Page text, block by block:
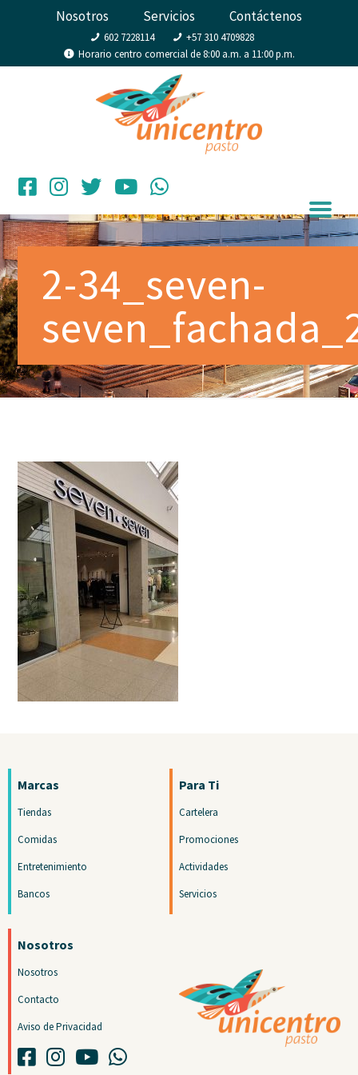
Nosotros Servicios Contáctenos
602 7228114
+57 310 4709828
Horario centro comercial de 8:00 a.m. a 11:00 p.m.
2-34_seven-
Marcas
Tiendas
Comidas
Entretenimiento
Bancos
Para Ti
Cartelera
Promociones
Actividades
Servicios
Nosotros
Nosotros
Contacto
Aviso de Privacidad